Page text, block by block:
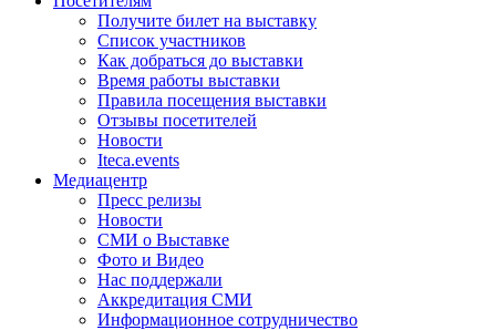
Получите билет на выставку
Список участников
Как добраться до выставки
Время работы выставки
Правила посещения выставки
Отзывы посетителей
Новости
Iteca.events
Медиацентр
Пресс релизы
Новости
СМИ о Выставке
Фото и Видео
Нас поддержали
Аккредитация СМИ
Информационное сотрудничество